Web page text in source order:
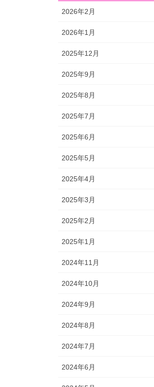
2026年2月
2026年1月
2025年12月
2025年9月
2025年8月
2025年7月
2025年6月
2025年5月
2025年4月
2025年3月
2025年2月
2025年1月
2024年11月
2024年10月
2024年9月
2024年8月
2024年7月
2024年6月